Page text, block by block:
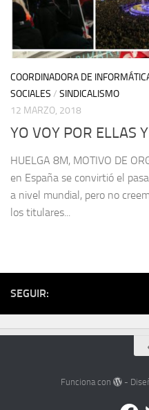
COORDINADORA DE
SOCIALES / SINDICALISMO
12 MARZO, 2018
YO VOY POR ELLAS
HUELGA 8M, MOTIVO DE
en España se convirtió el
a nivel mundial, pero no
los titulares...
SEGUIR:
Funciona con -